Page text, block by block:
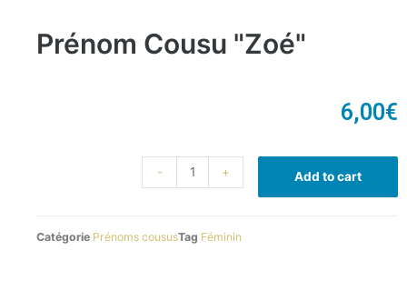
Prénom Cousu "Zoé"
6,00€
- + Add to cart
Catégorie Prénoms coususTag Féminin